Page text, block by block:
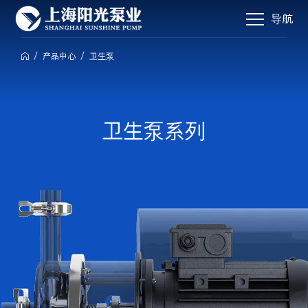
导航
 / 产品中心 / 卫生泵
卫生泵系列